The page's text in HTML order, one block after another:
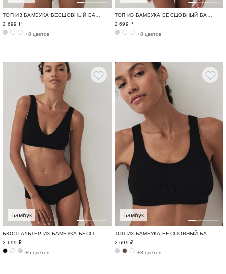
ТОП ИЗ БАМБУКА БЕСШОВНЫЙ БАМБУК / BAMBOO SEAMLESS
2 699 ₽
+8 цветов
2 699 ₽
+8 цветов
Бамбук
2 699 ₽
+5 цветов
Бамбук
2 699 ₽
+8 цветов